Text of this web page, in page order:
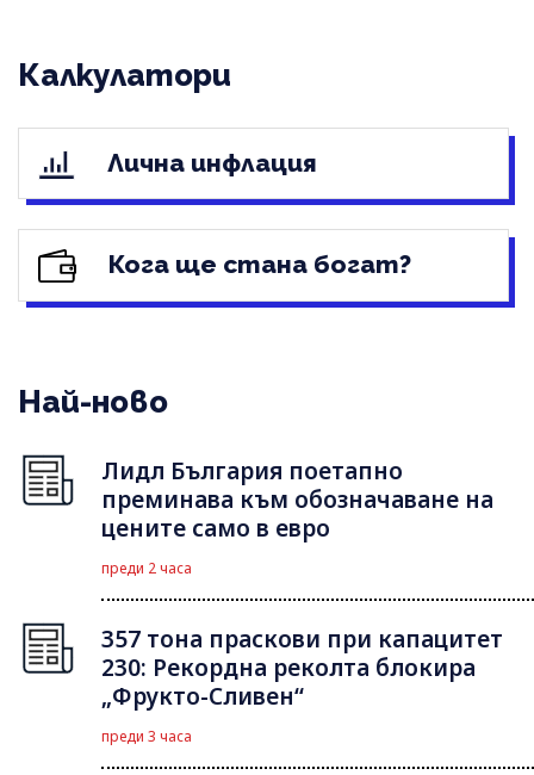
Калкулатори
Лична инфлация
Кога ще стана богат?
Най-ново
Лидл България поетапно
преминава към обозначаване на
цените само в евро
преди 2 часа
357 тона праскови при капацитет
230: Рекордна реколта блокира
„Фрукто-Сливен“
преди 3 часа